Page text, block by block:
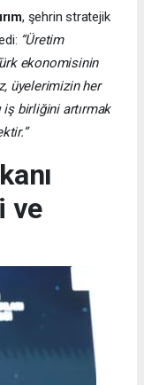
, şehrin stratejik
“Üretim
ekonomisinin
üyelerimizin her
iş birliğini artırmak
ve